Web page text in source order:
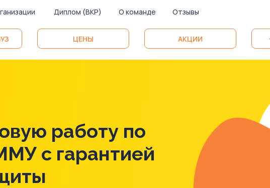
Диплом (ВКР) О команде Отзывы
АКЦИИ
ЦЕНЫ
работу по
с гарантией